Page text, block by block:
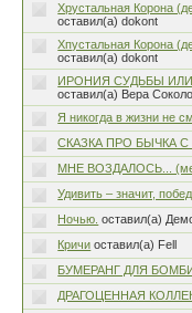
Хрустальная Корона
оставил(а) dokont
Хпустальная Корона
оставил(а) dokont
ИРОНИЯ СУДЬБЫ ИЛИ
оставил(а) Вера
Я никогда в жизни не
СКАЗКА ПРО БЫЧКА
МНЕ ВОЗДАЛОСЬ...
Удивить – значит,
Ночью. оставил(а)
Кричи оставил(а) Fell
БУМЕРАНГ ДЛЯ
ДРАГОЦЕННАЯ